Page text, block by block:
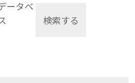
ータベ
検索する